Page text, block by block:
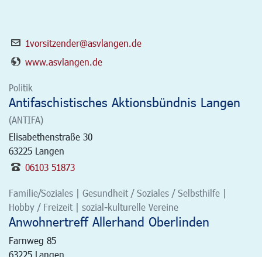
1vorsitzender@asvlangen.de
www.asvlangen.de
Politik
Antifaschistisches Aktionsbündnis Langen
(ANTIFA)
Elisabethenstraße 30
63225 Langen
06103 51873
Familie/Soziales | Gesundheit / Soziales / Selbsthilfe |
Hobby / Freizeit | sozial-kulturelle Vereine
Anwohnertreff Allerhand Oberlinden
Farnweg 85
63225 Langen